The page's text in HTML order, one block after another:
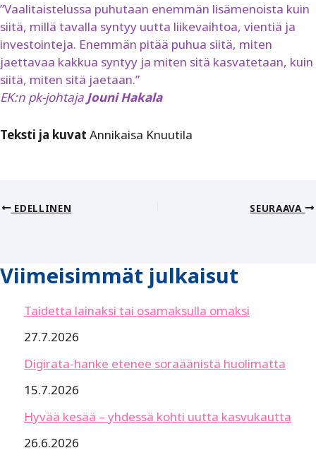
”Vaalitaistelussa puhutaan enemmän lisämenoista kuin
siitä, millä tavalla syntyy uutta liikevaihtoa, vientiä ja
investointeja. Enemmän pitää puhua siitä, miten
jaettavaa kakkua syntyy ja miten sitä kasvatetaan, kuin
siitä, miten sitä jaetaan.”
EK:n pk-johtaja Jouni Hakala
Teksti ja kuvat Annikaisa Knuutila
EDELLINEN SEURAAVA
Viimeisimmät julkaisut
Taidetta lainaksi tai osamaksulla omaksi
27.7.2026
Digirata-hanke etenee soraäänistä huolimatta
15.7.2026
Hyvää kesää – yhdessä kohti uutta kasvukautta
26.6.2026